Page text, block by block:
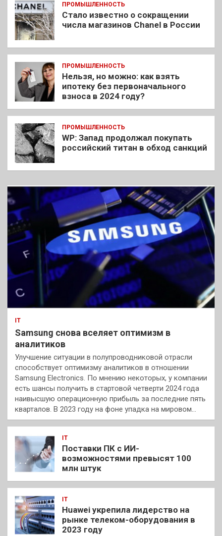
ПРОМЫШЛЕННОСТЬ
Стало известно о сокращении
числа магазинов Chanel в России
ПРОМЫШЛЕННОСТЬ
Нельзя, но можно: как взять
ипотеку без первоначального
взноса в 2024 году?
ПРОМЫШЛЕННОСТЬ
WP: Запад продолжал покупать
российский титан в обход санкций
IT
Samsung снова вселяет оптимизм в
аналитиков
Улучшение ситуации в полупроводниковой отрасли
способствует оптимизму аналитиков в отношении
Samsung Electronics. По мнению некоторых, у компании
есть шансы получить в стартовой четверти 2024 года
наивысшую операционную прибыль за последние пять
кварталов. В 2023 году на фоне упадка на мировом…
IT
Поставки ПК с ИИ-
возможностями превысят 100
млн штук
IT
Huawei укрепила лидерство на
рынке телеком-оборудования в
2023 году